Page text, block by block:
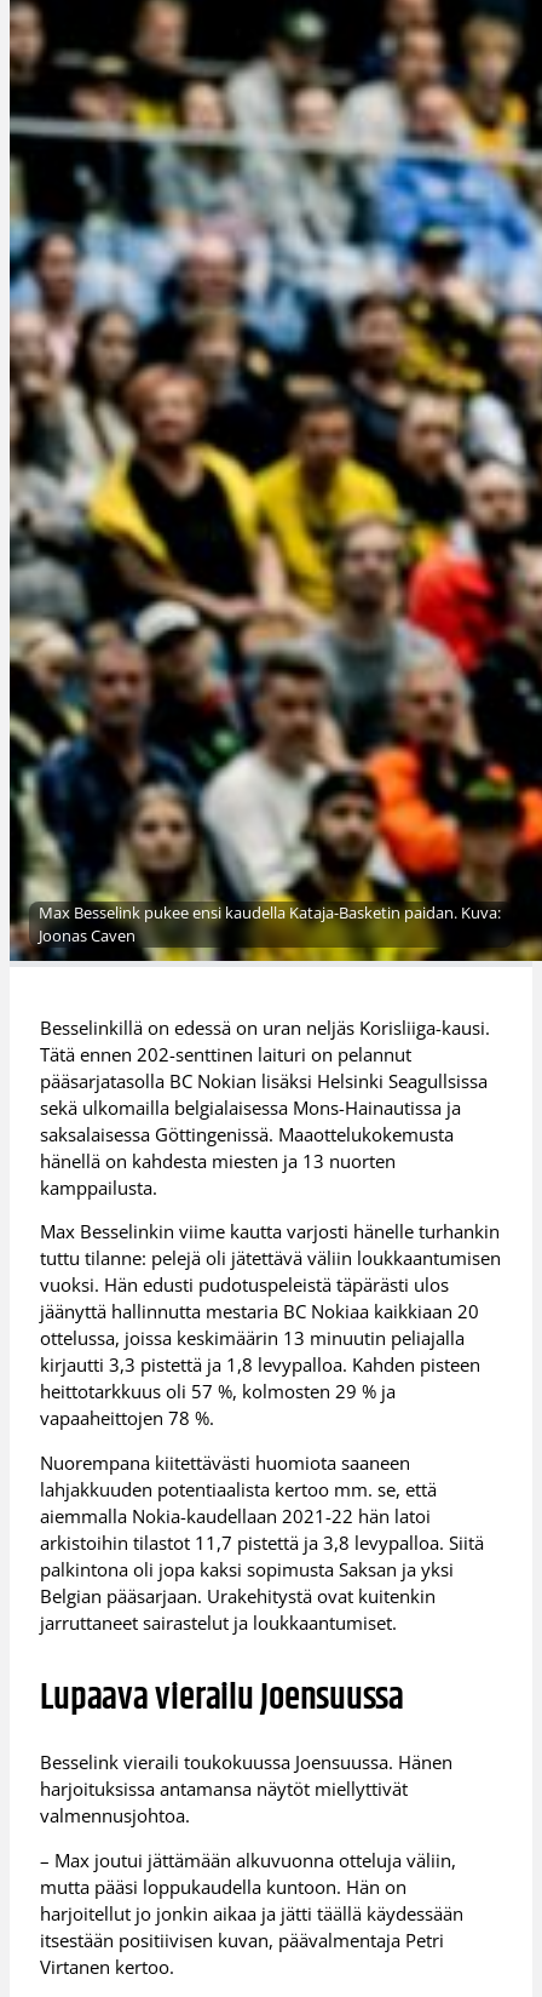
Max Besselink pukee ensi kaudella Kataja-Basketin paidan. Kuva:
Joonas Caven
Besselinkillä on edessä on uran neljäs Korisliiga-kausi.
Tätä ennen 202-senttinen laituri on pelannut
pääsarjatasolla BC Nokian lisäksi Helsinki Seagullsissa
sekä ulkomailla belgialaisessa Mons-Hainautissa ja
saksalaisessa Göttingenissä. Maaottelukokemusta
hänellä on kahdesta miesten ja 13 nuorten
kamppailusta.
Max Besselinkin viime kautta varjosti hänelle turhankin
tuttu tilanne: pelejä oli jätettävä väliin loukkaantumisen
vuoksi. Hän edusti pudotuspeleistä täpärästi ulos
jäänyttä hallinnutta mestaria BC Nokiaa kaikkiaan 20
ottelussa, joissa keskimäärin 13 minuutin peliajalla
kirjautti 3,3 pistettä ja 1,8 levypalloa. Kahden pisteen
heittotarkkuus oli 57 %, kolmosten 29 % ja
vapaaheittojen 78 %.
Nuorempana kiitettävästi huomiota saaneen
lahjakkuuden potentiaalista kertoo mm. se, että
aiemmalla Nokia-kaudellaan 2021-22 hän latoi
arkistoihin tilastot 11,7 pistettä ja 3,8 levypalloa. Siitä
palkintona oli jopa kaksi sopimusta Saksan ja yksi
Belgian pääsarjaan. Urakehitystä ovat kuitenkin
jarruttaneet sairastelut ja loukkaantumiset.
Lupaava vierailu Joensuussa
Besselink vieraili toukokuussa Joensuussa. Hänen
harjoituksissa antamansa näytöt miellyttivät
valmennusjohtoa.
– Max joutui jättämään alkuvuonna otteluja väliin,
mutta pääsi loppukaudella kuntoon. Hän on
harjoitellut jo jonkin aikaa ja jätti täällä käydessään
itsestään positiivisen kuvan, päävalmentaja Petri
Virtanen kertoo.